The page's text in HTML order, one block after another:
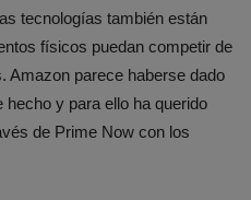
tecnologías también están
físicos puedan competir de
Amazon parece haberse dado
y para ello ha querido
de Prime Now con los